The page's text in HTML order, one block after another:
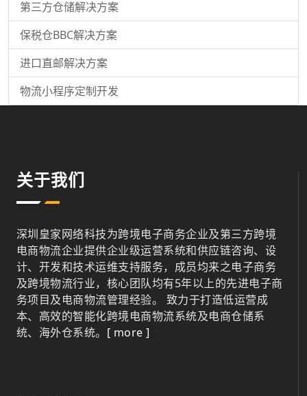
第三方仓储解决方案
保税仓BBC解决方案
进口直邮解决方案
物流小程序定制开发
关于我们
深圳皇家网络科技为跨境电子商务企业及第三方跨境
电商物流企业提供企业级运营系统和供应链咨询、设
计、开发和技术运维支持服务，成员均来之电子商务
及跨境物流行业，核心团队均有5年以上的先进电子商
务项目及电商物流管理经验。 致力于打造低运营成
本、高效的智能化跨境电商物流系统及电商仓储系
统、海外仓系统。 [ more ]